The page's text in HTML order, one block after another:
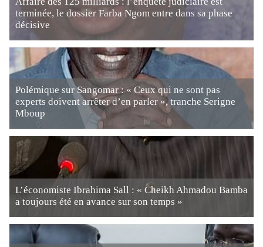
terminée, le dossier Farba Ngom entre dans sa phase
décisive
Polémique sur Sangomar : « Ceux qui ne sont pas
experts doivent arrêter d’en parler », tranche Serigne
Mboup
L’économiste Ibrahima Sall : « Cheikh Ahmadou Bamba
a toujours été en avance sur son temps »